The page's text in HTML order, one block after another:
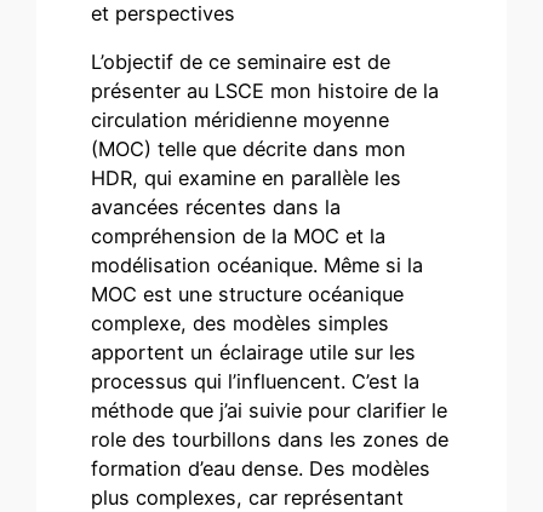
et perspectives
L’objectif de ce seminaire est de
présenter au LSCE mon histoire de la
circulation méridienne moyenne
(MOC) telle que décrite dans mon
HDR, qui examine en parallèle les
avancées récentes dans la
compréhension de la MOC et la
modélisation océanique. Même si la
MOC est une structure océanique
complexe, des modèles simples
apportent un éclairage utile sur les
processus qui l’influencent. C’est la
méthode que j’ai suivie pour clarifier le
role des tourbillons dans les zones de
formation d’eau dense. Des modèles
plus complexes, car représentant